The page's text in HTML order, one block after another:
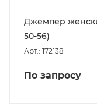
Джемпер
50-56)
Арт.: 172138
По запросу